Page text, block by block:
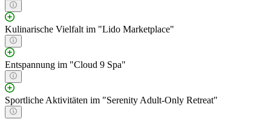
Kulinarische Vielfalt im "Lido Marketplace"
Entspannung im "Cloud 9 Spa"
Sportliche Aktivitäten im "Serenity Adult-Only Retreat"